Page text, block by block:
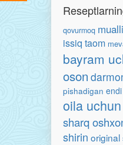
qovurmoq
issiq taom
bayram
oson
pishadigan
oila uchun
sharq
shirin original